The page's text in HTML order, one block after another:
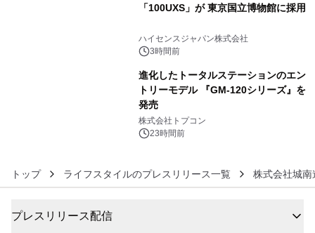
「100UXS」が 東京国立博物館に採用
ハイセンスジャパン株式会社
3時間前
進化したトータルステーションのエン
トリーモデル 『GM-120シリーズ』を
発売
株式会社トプコン
23時間前
トップ ライフスタイルのプレスリリース一覧 株式会社城南
プレスリリース配信